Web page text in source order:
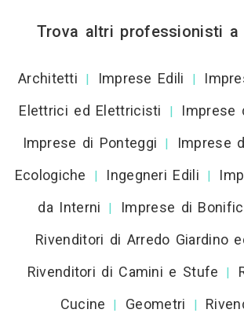
Trova altri professionisti a
Architetti | Imprese Edili |
Elettrici ed Elettricisti
| Imprese
Imprese di Ponteggi |
Imprese
Ecologiche
| Ingegneri Edili |
da Interni
| Imprese di
Rivenditori di Arredo Giardino
Rivenditori di Camini e Stufe |
Cucine
| Geometri |